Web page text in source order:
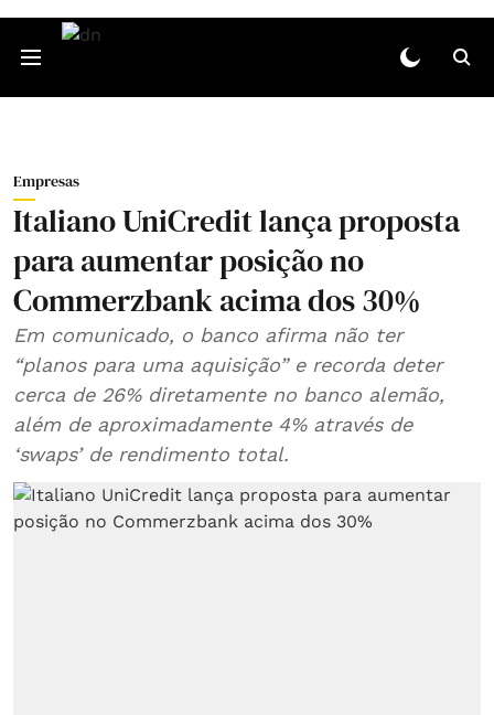
Empresas
Italiano UniCredit lança proposta
para aumentar posição no
Commerzbank acima dos 30%
Em comunicado, o banco afirma não ter
“planos para uma aquisição” e recorda deter
cerca de 26% diretamente no banco alemão,
além de aproximadamente 4% através de
‘swaps’ de rendimento total.